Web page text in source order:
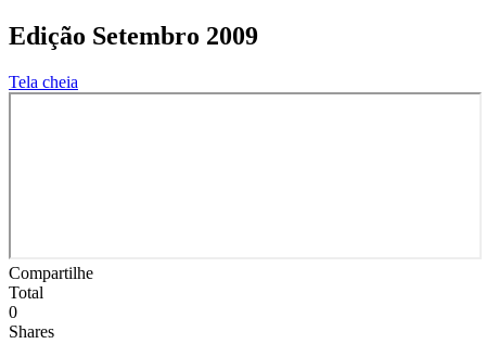
Edição Setembro 2009
Tela cheia
Compartilhe
Total
0
Shares